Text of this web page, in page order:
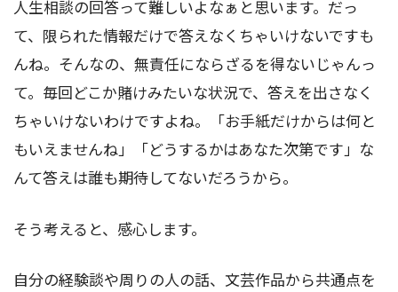
人生相談の回答って難しいよなぁと思います。だっ
て、限られた情報だけで答えなくちゃいけないですも
んね。そんなの、無責任にならざるを得ないじゃんっ
て。毎回どこか賭けみたいな状況で、答えを出さなく
ちゃいけないわけですよね。「お手紙だけからは何と
もいえませんね」「どうするかはあなた次第です」な
んて答えは誰も期待してないだろうから。
そう考えると、感心します。
自分の経験談や周りの人の話、文芸作品から共通点を